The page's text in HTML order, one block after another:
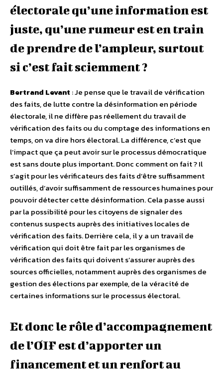
électorale qu’une information est
juste, qu’une rumeur est en train
de prendre de l’ampleur, surtout
si c’est fait sciemment ?
Bertrand Levant : Je pense que le travail de vérification
des faits, de lutte contre la désinformation en période
électorale, il ne diffère pas réellement du travail de
vérification des faits ou du comptage des informations en
temps, on va dire hors électoral. La différence, c’est que
l’impact que ça peut avoir sur le processus démocratique
est sans doute plus important. Donc comment on fait ? Il
s’agit pour les vérificateurs des faits d’être suffisamment
outillés, d’avoir suffisamment de ressources humaines pour
pouvoir détecter cette désinformation. Cela passe aussi
par la possibilité pour les citoyens de signaler des
contenus suspects auprès des initiatives locales de
vérification des faits. Derrière cela, il y a un travail de
vérification qui doit être fait par les organismes de
vérification des faits qui doivent s’assurer auprès des
sources officielles, notamment auprès des organismes de
gestion des élections par exemple, de la véracité de
certaines informations sur le processus électoral.
Et donc le rôle d’accompagnement
de l’OIF est d’apporter un
financement et un renfort au